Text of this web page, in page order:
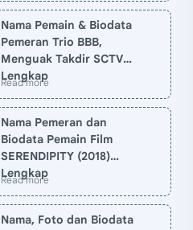
Nama Pemain & Biodata
Pemeran Trio BBB,
Menguak Takdir SCTV
Lengkap
Nama Pemeran dan
Biodata Pemain Film
SERENDIPITY (2018)
Lengkap
Nama, Foto dan Biodata